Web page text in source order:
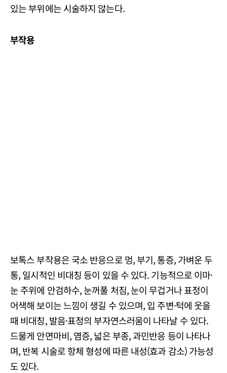
있는 부위에는 시술하지 않는다.
부작용
보톡스 부작용은 국소 반응으로 멍, 부기, 통증, 가벼운 두
통, 일시적인 비대칭 등이 있을 수 있다. 기능적으로 이마·
눈 주위에 안검하수, 눈꺼풀 처짐, 눈이 무겁거나 표정이
어색해 보이는 느낌이 생길 수 있으며, 입 주변·턱에 웃을
때 비대칭, 발음·표정의 부자연스러움이 나타날 수 있다.
드물게 안면마비, 염증, 넓은 부종, 과민반응 등이 나타나
며, 반복 시술로 항체 형성에 따른 내성(효과 감소) 가능성
도 있다.